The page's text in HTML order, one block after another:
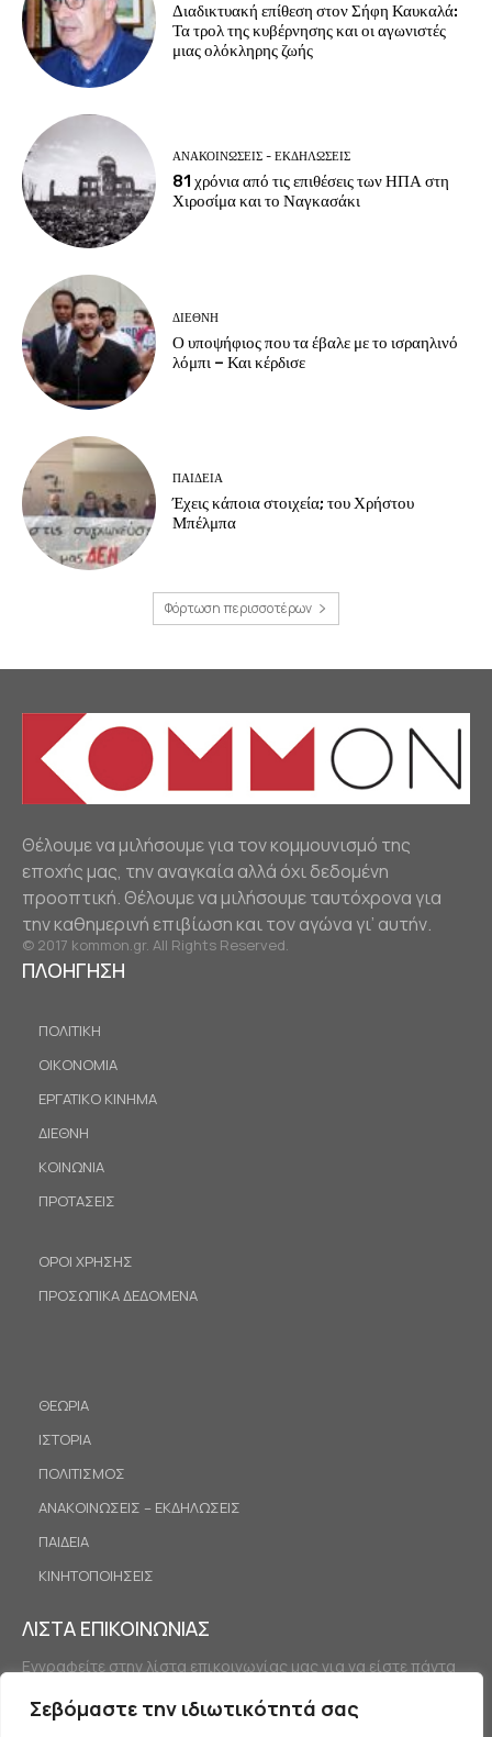
Σεβόμαστε την ιδιωτικότητά σας
Διαδικτυακή επίθεση στον Σήφη Καυκαλά:
Τα τρολ της κυβέρνησης και οι αγωνιστές
μιας ολόκληρης ζωής
ΑΝΑΚΟΙΝΩΣΕΙΣ - ΕΚΔΗΛΩΣΕΙΣ
81 χρόνια από τις επιθέσεις των ΗΠΑ στη
Χιροσίμα και το Ναγκασάκι
ΔΙΕΘΝΗ
Ο υποψήφιος που τα έβαλε με το ισραηλινό
λόμπι – Και κέρδισε
ΠΑΙΔΕΙΑ
Έχεις κάποια στοιχεία; του Χρήστου
Μπέλμπα
Φόρτωση περισσοτέρων
Θέλουμε να μιλήσουμε για τον κομμουνισμό της
εποχής μας, την αναγκαία αλλά όχι δεδομένη
προοπτική. Θέλουμε να μιλήσουμε ταυτόχρονα για
την καθημερινή επιβίωση και τον αγώνα γι’ αυτήν.
© 2017 kommon.gr. All Rights Reserved.
ΠΛΟΗΓΗΣΗ
ΠΟΛΙΤΙΚΗ
ΟΙΚΟΝΟΜΙΑ
ΕΡΓΑΤΙΚΟ ΚΙΝΗΜΑ
ΔΙΕΘΝΗ
ΚΟΙΝΩΝΙΑ
ΠΡΟΤΑΣΕΙΣ
ΟΡΟΙ ΧΡΗΣΗΣ
ΠΡΟΣΩΠΙΚΑ ΔΕΔΟΜΕΝΑ
ΘΕΩΡΙΑ
ΙΣΤΟΡΙΑ
ΠΟΛΙΤΙΣΜΟΣ
ΑΝΑΚΟΙΝΩΣΕΙΣ – ΕΚΔΗΛΩΣΕΙΣ
ΠΑΙΔΕΙΑ
ΚΙΝΗΤΟΠΟΙΗΣΕΙΣ
ΛΙΣΤΑ ΕΠΙΚΟΙΝΩΝΙΑΣ
Εγγραφείτε στην λίστα επικοινωνίας μας για να είστε πάντα